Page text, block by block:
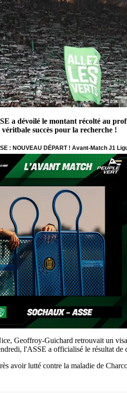
a dévoilé le montant récolté au
succès pour la recherche !
Geoffroy-Guichard retrouvait un
l'ASSE a officialisé le résultat
avoir lutté contre la maladie de